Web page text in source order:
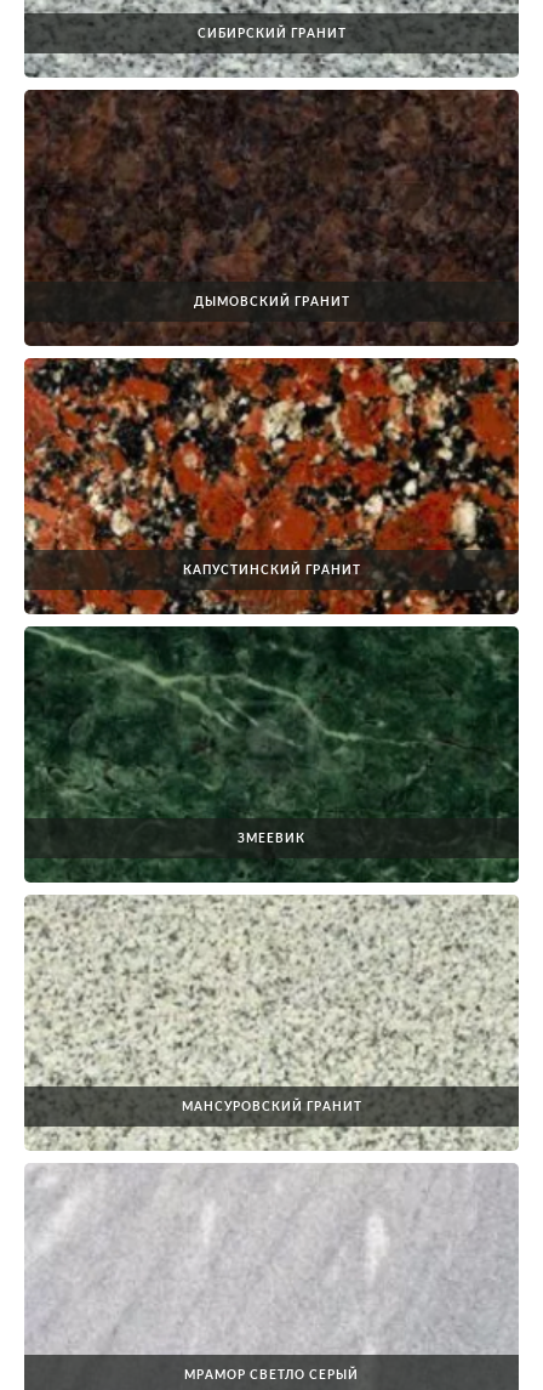
СИБИРСКИЙ ГРАНИТ
ДЫМОВСКИЙ ГРАНИТ
КАПУСТИНСКИЙ ГРАНИТ
ЗМЕЕВИК
МАНСУРОВСКИЙ ГРАНИТ
МРАМОР СВЕТЛО СЕРЫЙ